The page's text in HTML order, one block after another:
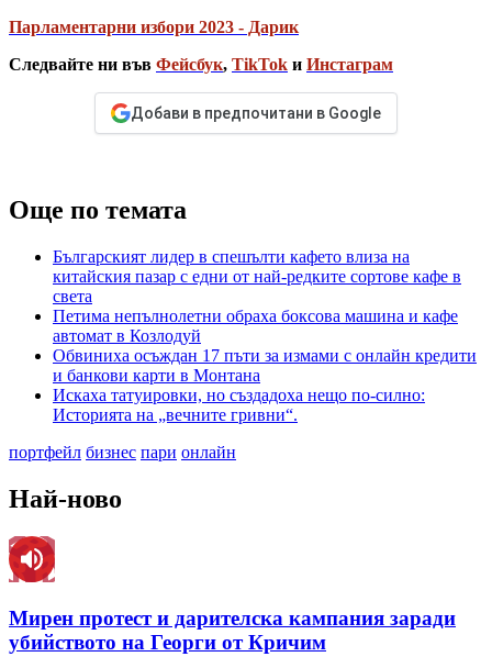
Парламентарни избори 2023 - Дарик
Следвайте ни във Фейсбук, TikTok и Инстаграм
Добави в предпочитани в Google
Още по темата
Българският лидер в спешълти кафето влиза на
китайския пазар с едни от най-редките сортове кафе в
света
Петима непълнолетни обраха боксова машина и кафе
автомат в Козлодуй
Обвиниха осъждан 17 пъти за измами с онлайн кредити
и банкови карти в Монтана
Искаха татуировки, но създадоха нещо по-силно:
Историята на „вечните гривни“.
портфейл бизнес пари онлайн
Най-ново
Мирен протест и дарителска кампания заради
убийството на Георги от Кричим